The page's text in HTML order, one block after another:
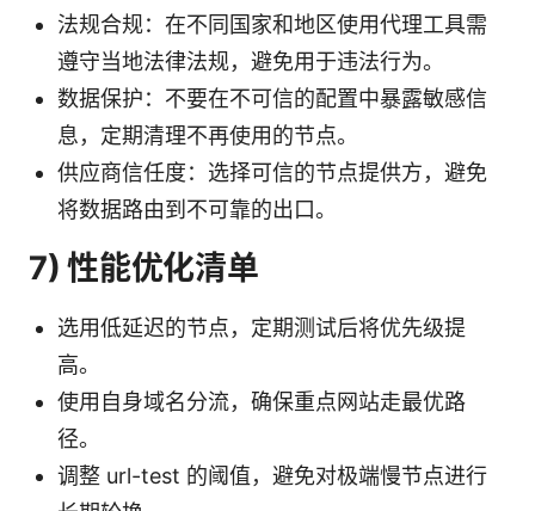
法规合规：在不同国家和地区使用代理工具需
遵守当地法律法规，避免用于违法行为。
数据保护：不要在不可信的配置中暴露敏感信
息，定期清理不再使用的节点。
供应商信任度：选择可信的节点提供方，避免
将数据路由到不可靠的出口。
7) 性能优化清单
选用低延迟的节点，定期测试后将优先级提
高。
使用自身域名分流，确保重点网站走最优路
径。
调整 url-test 的阈值，避免对极端慢节点进行